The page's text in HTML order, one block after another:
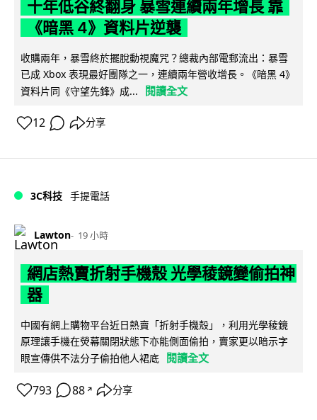
十年低谷終翻身 暴雪連續兩年增長 靠
《暗黑 4》資料片逆襲
收購兩年，暴雪終於擺脫動視魔咒？總裁內部電郵流出：暴雪
已成 Xbox 表現最好團隊之一，連續兩年營收增長。《暗黑 4》
資料片同《守望先鋒》成...
閱讀全文
12 分享
3C科技 手提電話
Lawton 19 小時
網店熱賣折射手機殼 光學稜鏡變偷拍神
器
中國有網上購物平台近日熱賣「折射手機殼」，利用光學稜鏡
原理讓手機在熒幕關閉狀態下亦能側面偷拍，賣家更以暗示字
眼宣傳供不法分子偷拍他人裙底
閱讀全文
793 88 ↗ 分享